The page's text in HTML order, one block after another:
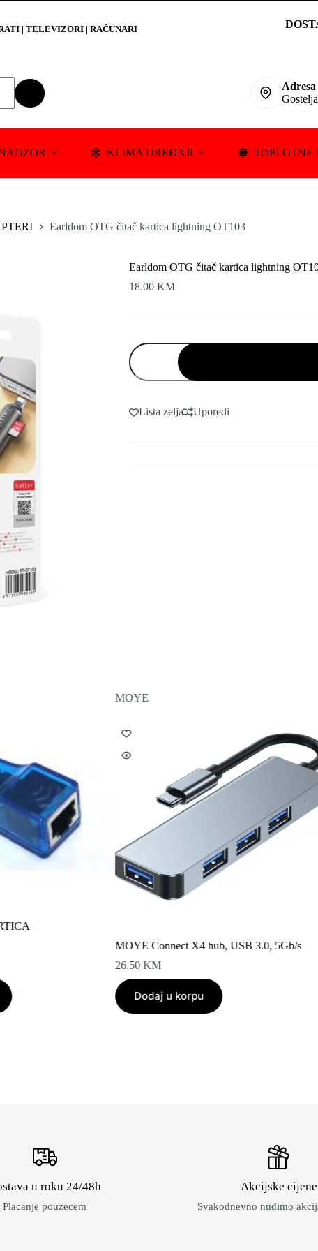
| TELEVIZORI | RAČUNARI
Adresa
KLIMA UREĐAJI TOPLOTNE
Earldom OTG čitač kartica lightning OT103
Earldom OTG čitač kartica lightning
18.00 KM
Earldom
OTG
čitač
kartica
OT103
količina
Lista zelja Uporedi
MOYE
MOYE Connect X4 hub, USB 3.0, 5Gb/s
26.50 KM
Dodaj u korpu
u roku 24/48h
Placanje pouzecem
Akcijske cijene
Svakodnevno nudimo